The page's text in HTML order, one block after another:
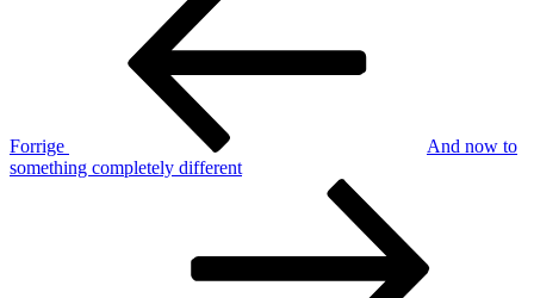
Forrige
And now to
something completely different